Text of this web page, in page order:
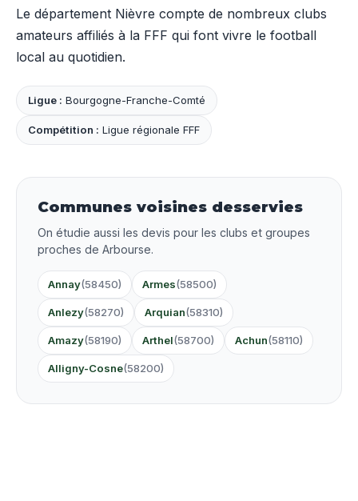
Le département Nièvre compte de nombreux clubs
amateurs affiliés à la FFF qui font vivre le football
local au quotidien.
Ligue : Bourgogne-Franche-Comté
Compétition : Ligue régionale FFF
Communes voisines desservies
On étudie aussi les devis pour les clubs et groupes
proches de Arbourse.
Annay(58450) Armes(58500)
Anlezy(58270) Arquian(58310)
Amazy(58190) Arthel(58700) Achun(58110)
Alligny-Cosne(58200)